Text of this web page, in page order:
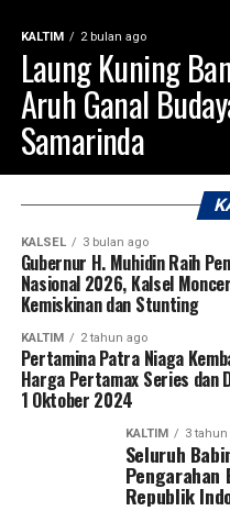
KALTIM 2 bulan ago
Laung Kuning
Aruh Ganal
Samarinda
KALSEL 3 bulan ago
Gubernur H. Muhidin Raih
Nasional 2026, Kalsel
Kemiskinan dan Stunting
KALTIM 2 tahun ago
Pertamina Patra Niaga
Harga Pertamax Series dan
1 Oktober 2024
KALTIM 3 tahun
Seluruh
Pengarahan
Republik